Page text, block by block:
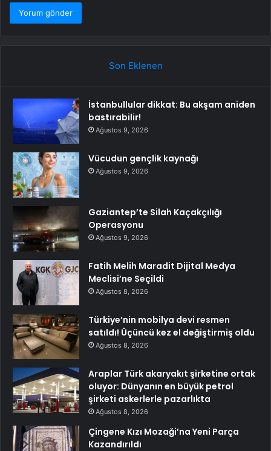
Son Eklenen
İstanbullular dikkat: Bu akşam aniden
bastırabilir!
Ağustos 9, 2026
Vücudun gençlik kaynağı
Ağustos 9, 2026
Gaziantep’te Silah Kaçakçılığı
Operasyonu
Ağustos 9, 2026
Fatih Melih Maradit Dijital Medya
Meclisi’ne Seçildi
Ağustos 8, 2026
Türkiye’nin mobilya devi resmen
satıldı! Üçüncü kez el değiştirmiş oldu
Ağustos 8, 2026
Araplar Türk akaryakıt şirketine ortak
oluyor: Dünyanın en büyük petrol
şirketi askerlerle pazarlıkta
Ağustos 8, 2026
Çingene Kızı Mozaği’na Yeni Parça
Kazandırıldı